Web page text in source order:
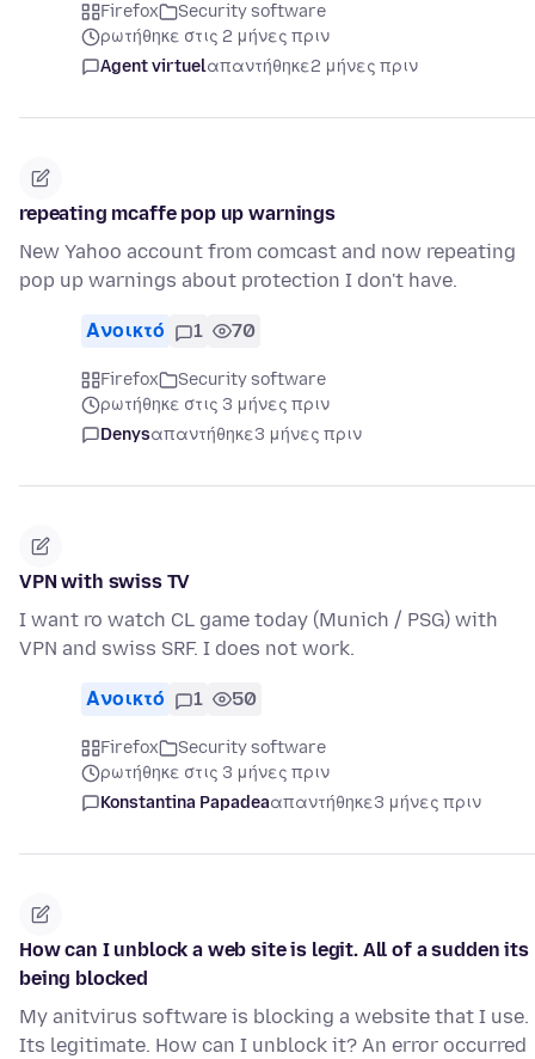
Firefox
Security software
ρωτήθηκε στις 2 μήνες πριν
Agent virtuelαπαντήθηκε2 μήνες πριν
repeating mcaffe pop up warnings
New Yahoo account from comcast and now repeating
pop up warnings about protection I don't have.
Ανοικτό 1 70
Firefox
Security software
ρωτήθηκε στις 3 μήνες πριν
Denysαπαντήθηκε3 μήνες πριν
VPN with swiss TV
I want ro watch CL game today (Munich / PSG) with
VPN and swiss SRF. I does not work.
Ανοικτό 1 50
Firefox
Security software
ρωτήθηκε στις 3 μήνες πριν
Konstantina Papadeaαπαντήθηκε3 μήνες πριν
How can I unblock a web site is legit. All of a sudden its
being blocked
My anitvirus software is blocking a website that I use.
Its legitimate. How can I unblock it? An error occurred